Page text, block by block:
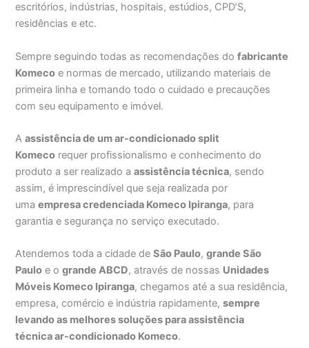
escritórios, indústrias, hospitais, estúdios, CPD’S,
residências e etc.
Sempre seguindo todas as recomendações dofabricante
Komeco e normas de mercado, utilizando materiais de
primeira linha e tomando todo o cuidado e precauções
com seu equipamento e imóvel.
Aassistência de um ar-condicionado split
Komeco requer profissionalismo e conhecimento do
produto a ser realizado aassistência técnica, sendo
assim, é imprescindível que seja realizada por
umaempresa credenciada Komeco Ipiranga, para
garantia e segurança no serviço executado.
Atendemos toda a cidade deSão Paulo,grande São
Paulo e ogrande ABCD, através de nossas Unidades
Móveis Komeco Ipiranga, chegamos até a sua residência,
empresa, comércio e indústria rapidamente,sempre
levando as melhores soluções para assistência
técnica ar-condicionado Komeco.